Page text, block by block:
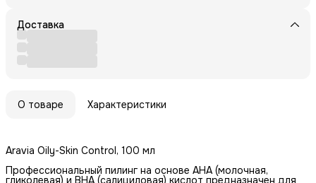
Доставка
О товаре Характеристики
Aravia Oily-Skin Control, 100 мл
Профессиональный пилинг на основе АНА (молочная,
гликолевая) и ВНА (салициловая) кислот предназначен для